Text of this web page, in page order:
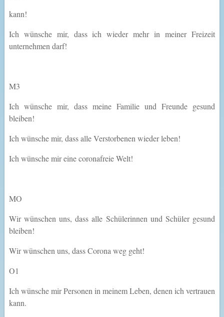
kann!
Ich wünsche mir, dass ich wieder mehr in meiner Freizeit
unternehmen darf!
M3
Ich wünsche mir, dass meine Familie und Freunde gesund
bleiben!
Ich wünsche mir, dass alle Verstorbenen wieder leben!
Ich wünsche mir eine coronafreie Welt!
MO
Wir wünschen uns, dass alle Schülerinnen und Schüler gesund
bleiben!
Wir wünschen uns, dass Corona weg geht!
O1
Ich wünsche mir Personen in meinem Leben, denen ich vertrauen
kann.